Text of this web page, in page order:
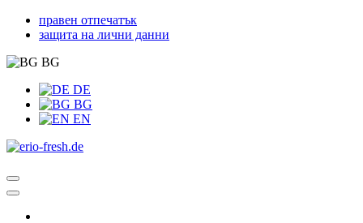
правен отпечатък
защита на лични данни
BG
DE
BG
EN